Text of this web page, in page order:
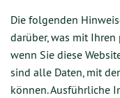
MANDATSTRÄGER
THEMEN
KALENDER
Die folgenden
darüber, was mit
wenn Sie diese
sind alle Daten, mit
können. Ausführliche